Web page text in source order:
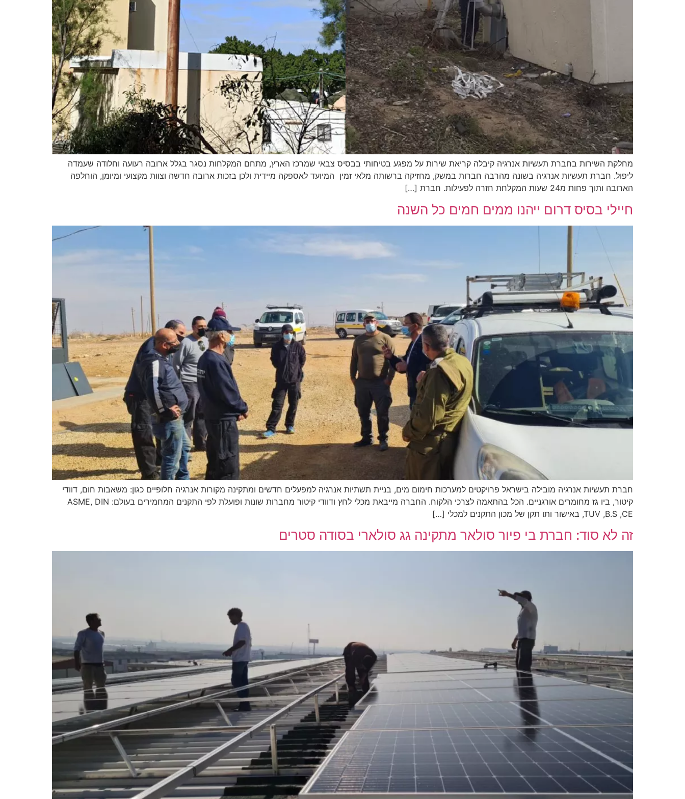
מחלקת השירות בחברת תעשיות אנרגיה קיבלה קריאת שירות על מפגע בטיחותי בבסיס צבאי שמרכז הארץ, מתחם המקלחות נסגר בגלל ארובה רעועה וחלודה שעמדה
ליפול. חברת תעשיות אנרגיה בשונה מהרבה חברות במשק, מחזיקה ברשותה מלאי זמין המיועד לאספקה מיידית ולכן בזכות ארובה חדשה וצוות מקצועי ומיומן, הוחלפה
הארובה ותוך פחות מ24 שעות המקלחת חזרה לפעילות. חברת […]
חיילי בסיס דרום ייהנו ממים חמים כל השנה
חברת תעשיות אנרגיה מובילה בישראל פרויקטים למערכות חימום מים, בניית תשתיות אנרגיה למפעלים חדשים ומתקינה מקורות אנרגיה חלופיים כגון: משאבות חום, דוודי
קיטור, ביו גז מחומרים אורגניים. הכל בהתאמה לצרכי הלקוח. החברה מייבאת מכלי לחץ ודוודי קיטור מחברות שונות ופועלת לפי התקנים המחמירים בעולם: ASME, DIN
,TUV ,B.S ,CE באישור ותו תקן של מכון התקנים למכלי […]
זה לא סוד: חברת בי פיור סולאר מתקינה גג סולארי בסודה סטרים